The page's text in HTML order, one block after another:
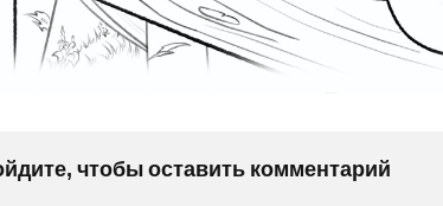
чтобы оставить комментарий